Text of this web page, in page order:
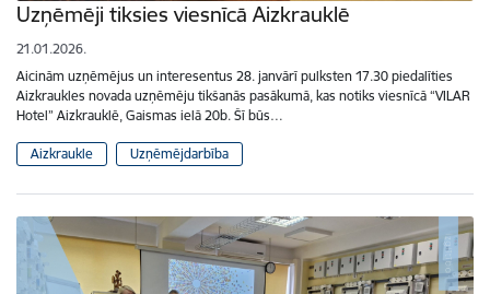
Uzņēmēji tiksies viesnīcā Aizkrauklē
21.01.2026.
Aicinām uzņēmējus un interesentus 28. janvārī pulksten 17.30 piedalīties
Aizkraukles novada uzņēmēju tikšanās pasākumā, kas notiks viesnīcā “VILAR
Hotel” Aizkrauklē, Gaismas ielā 20b. Šī būs…
Aizkraukle Uzņēmējdarbība